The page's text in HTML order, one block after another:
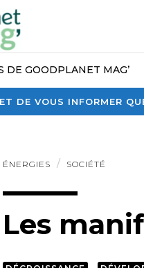
DE VOUS INFORMER
DE GOODPLANET MAG’
ÉNERGIES SOCIÉTÉ
Les